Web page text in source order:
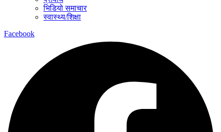
भिडियो समाचार
स्वास्थ्य/शिक्षा
Facebook